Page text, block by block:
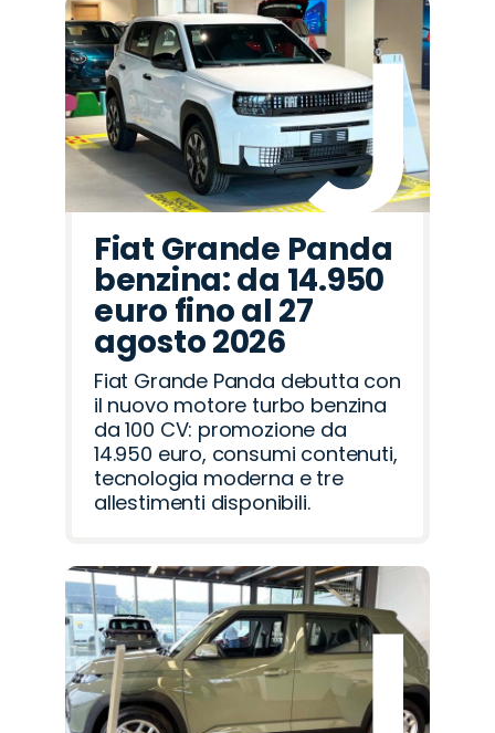
Fiat Grande Panda
benzina: da 14.950
euro fino al 27
agosto 2026
Fiat Grande Panda debutta con
il nuovo motore turbo benzina
da 100 CV: promozione da
14.950 euro, consumi contenuti,
tecnologia moderna e tre
allestimenti disponibili.